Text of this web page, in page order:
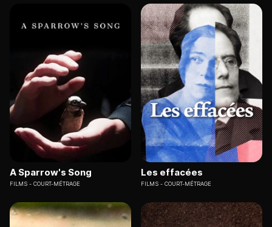
A Sparrow's Song
FILMS COURT-MÉTRAGE
Les effacées
FILMS COURT-MÉTRAGE